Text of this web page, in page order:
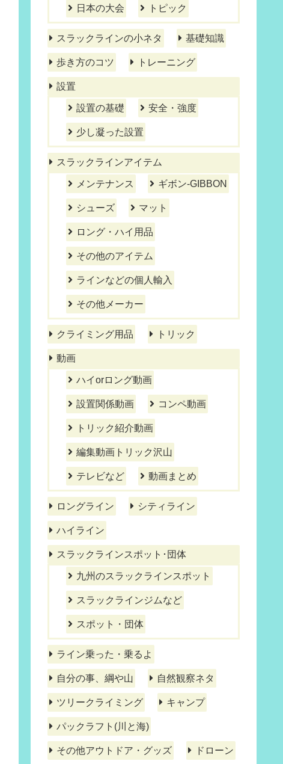
日本の大会 トピック
スラックラインの小ネタ 基礎知識
歩き方のコツ トレーニング
設置
設置の基礎 安全・強度
少し凝った設置
スラックラインアイテム
メンテナンス ギボン-GIBBON
シューズ マット
ロング・ハイ用品
その他のアイテム
ラインなどの個人輸入
その他メーカー
クライミング用品 トリック
動画
ハイorロング動画
設置関係動画 コンペ動画
トリック紹介動画
編集動画トリック沢山
テレビなど 動画まとめ
ロングライン シティライン
ハイライン
スラックラインスポット･団体
九州のスラックラインスポット
スラックラインジムなど
スポット・団体
ライン乗った・乗るよ
自分の事、綱や山 自然観察ネタ
ツリークライミング キャンプ
パックラフト(川と海)
その他アウトドア・グッズ ドローン